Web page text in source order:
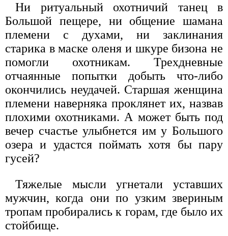
Ни ритуальный охотничий танец в
Большой пещере, ни общение шамана
племени с духами, ни заклинания
старика в маске оленя и шкуре бизона не
помогли охотникам. Трехдневные
отчаянные попытки добыть что-либо
окончились неудачей. Старшая женщина
племени наверняка проклянет их, назвав
плохими охотниками. А может быть под
вечер счастье улыбнется им у Большого
озера и удастся поймать хотя бы пару
гусей?
Тяжелые мысли угнетали уставших
мужчин, когда они по узким звериным
тропам пробирались к горам, где было их
стойбище.